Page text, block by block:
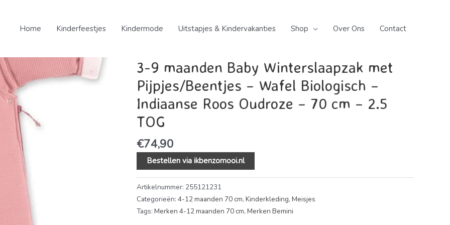
Home Kinderfeestjes Kindermode Uitstapjes & Kindervakanties Shop Over Ons Contact
cm – 2.5 TOG
3-9 maanden Baby Winterslaapzak met
Pijpjes/Beentjes – Wafel Biologisch –
Indiaanse Roos Oudroze – 70 cm – 2.5
TOG
€74,90
Bestellen via ikbenzomooi.nl
Artikelnummer: 255121231
Categorieën: 4-12 maanden 70 cm, Kinderkleding, Meisjes
Tags: Merken 4-12 maanden 70 cm, Merken Bemini